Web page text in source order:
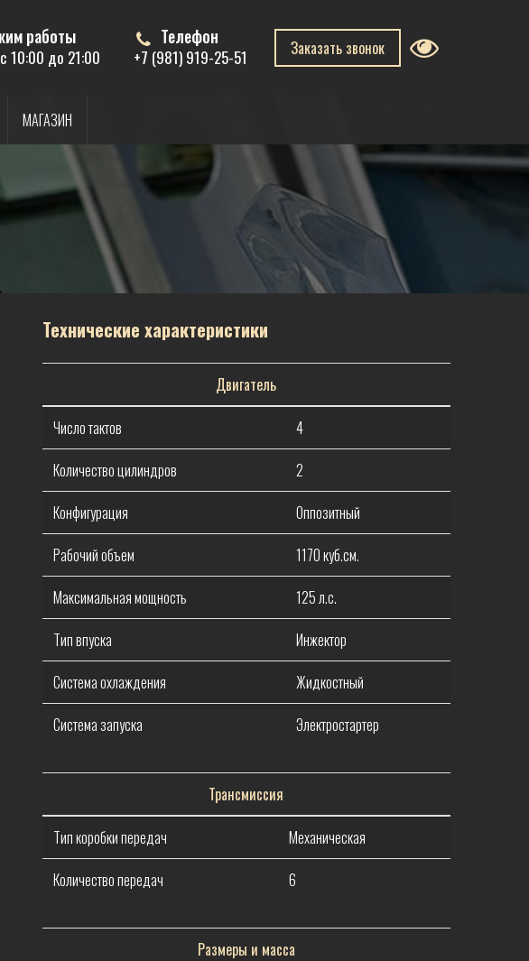
работы
10:00 до 21:00
Телефон
+7 (981) 919-25-51 Заказать звонок
МАГАЗИН
Технические характеристики
Двигатель
Число тактов
4
Количество цилиндров
2
Конфигурация
Оппозитный
Рабочий объем
1170 куб.см.
Максимальная мощность
125 л.с.
Тип впуска
Инжектор
Система охлаждения
Жидкостный
Система запуска
Электростартер
Трансмиссия
Тип коробки передач
Механическая
Количество передач
6
Размеры и масса